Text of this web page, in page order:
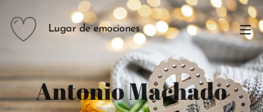
Lugar de emociones
Antonio Machado